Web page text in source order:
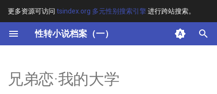
更多资源可访问 tsindex.org 多元性别搜索引擎进行跨站搜索。
性转小说档案（一）
键
开
其他信息 [Processed Page
兄弟恋·我的大学